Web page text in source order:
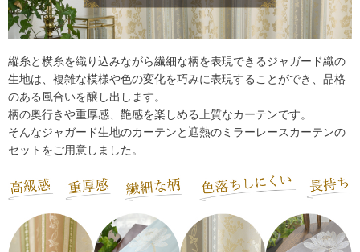
縦糸と横糸を織り込みながら繊細な柄を表現できるジャガード織の
生地は、 複雑な模様や色の変化を巧みに表現することができ、品格
のある風合いを醸し出します。
柄の奥行きや重厚感、艶感を楽しめる上質なカーテンです。
そんなジャガード生地のカーテンと遮熱のミラーレースカーテンの
セットをご用意しました。